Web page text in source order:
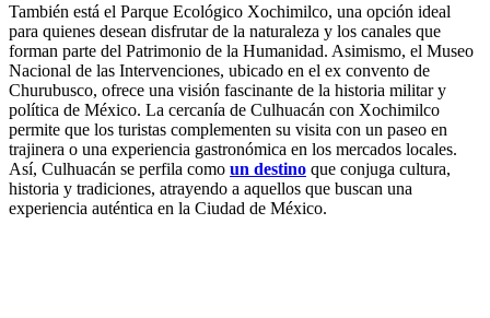
También está el Parque Ecológico Xochimilco, una opción ideal
para quienes desean disfrutar de la naturaleza y los canales que
forman parte del Patrimonio de la Humanidad. Asimismo, el Museo
Nacional de las Intervenciones, ubicado en el ex convento de
Churubusco, ofrece una visión fascinante de la historia militar y
política de México. La cercanía de Culhuacán con Xochimilco
permite que los turistas complementen su visita con un paseo en
trajinera o una experiencia gastronómica en los mercados locales.
Así, Culhuacán se perfila como un destino que conjuga cultura,
historia y tradiciones, atrayendo a aquellos que buscan una
experiencia auténtica en la Ciudad de México.